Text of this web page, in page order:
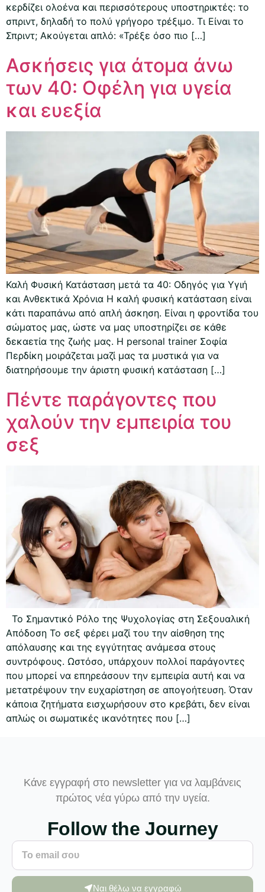
κερδίζει ολοένα και περισσότερους υποστηρικτές: το
σπριντ, δηλαδή το πολύ γρήγορο τρέξιμο. Τι Είναι το
Σπριντ; Ακούγεται απλό: «Τρέξε όσο πιο […]
Ασκήσεις για άτομα άνω
των 40: Οφέλη για υγεία
και ευεξία
Καλή Φυσική Κατάσταση μετά τα 40: Οδηγός για Υγιή
και Ανθεκτικά Χρόνια Η καλή φυσική κατάσταση είναι
κάτι παραπάνω από απλή άσκηση. Είναι η φροντίδα του
σώματος μας, ώστε να μας υποστηρίζει σε κάθε
δεκαετία της ζωής μας. Η personal trainer Σοφία
Περδίκη μοιράζεται μαζί μας τα μυστικά για να
διατηρήσουμε την άριστη φυσική κατάσταση […]
Πέντε παράγοντες που
χαλούν την εμπειρία του
σεξ
Το Σημαντικό Ρόλο της Ψυχολογίας στη Σεξουαλική
Απόδοση Το σεξ φέρει μαζί του την αίσθηση της
απόλαυσης και της εγγύτητας ανάμεσα στους
συντρόφους. Ωστόσο, υπάρχουν πολλοί παράγοντες
που μπορεί να επηρεάσουν την εμπειρία αυτή και να
μετατρέψουν την ευχαρίστηση σε απογοήτευση. Όταν
κάποια ζητήματα εισχωρήσουν στο κρεβάτι, δεν είναι
απλώς οι σωματικές ικανότητες που […]
Κάνε εγγραφή στο newsletter για να λαμβάνεις
πρώτος νέα γύρω από την υγεία.
Follow the Journey
Ναι θέλω να εγγραφώ